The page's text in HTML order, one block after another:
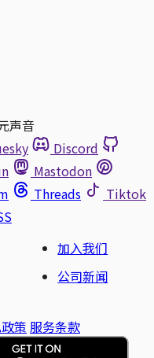
声音
Discord
Mastodon
Threads
Tiktok
加入我们
公司新闻
策 服务条款